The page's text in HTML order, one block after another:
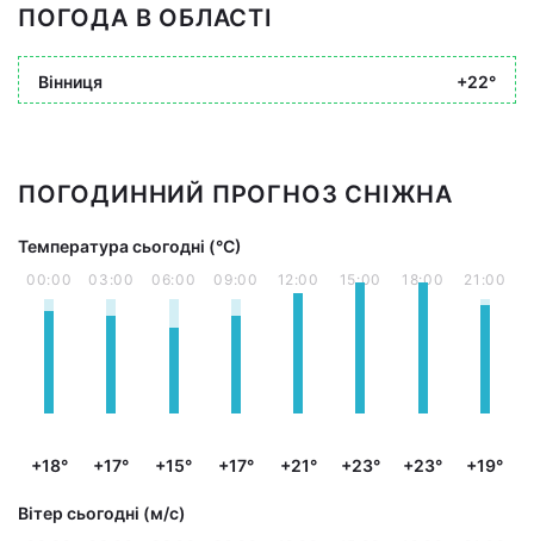
ПОГОДА В ОБЛАСТІ
Вінниця +22°
ПОГОДИННИЙ ПРОГНОЗ СНІЖНА
Температура сьогодні (°С)
00:00
+18°
03:00
+17°
06:00
+15°
09:00
+17°
12:00
+21°
15:00
+23°
18:00
+23°
21:00
+19°
Вітер сьогодні (м/с)